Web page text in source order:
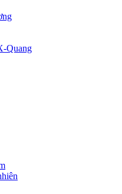
Quang